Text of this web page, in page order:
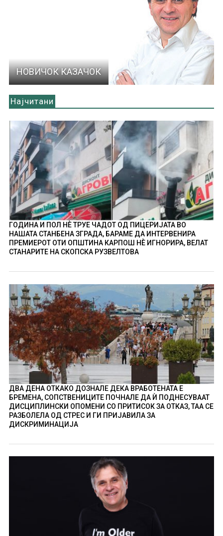
НОВИЧОК КАЗАЧОК
Најчитани
ГОДИНА И ПОЛ НÈ ТРУЕ ЧАДОТ ОД ПИЦЕРИЈАТА ВО
НАШАТА СТАНБЕНА ЗГРАДА, БАРАМЕ ДА ИНТЕРВЕНИРА
ПРЕМИЕРОТ ОТИ ОПШТИНА КАРПОШ НÈ ИГНОРИРА, ВЕЛАТ
СТАНАРИТЕ НА СКОПСКА РУЗВЕЛТОВА
ДВА ДЕНА ОТКАКО ДОЗНАЛЕ ДЕКА ВРАБОТЕНАТА Е
БРЕМЕНА, СОПСТВЕНИЦИТЕ ПОЧНАЛЕ ДА Ѝ ПОДНЕСУВААТ
ДИСЦИПЛИНСКИ ОПОМЕНИ СО ПРИТИСОК ЗА ОТКАЗ, ТАА СЕ
РАЗБОЛЕЛА ОД СТРЕС И ГИ ПРИЈАВИЛА ЗА
ДИСКРИМИНАЦИЈА